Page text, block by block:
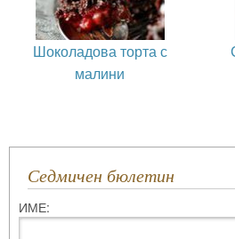
Шоколадова торта с
малини
Седмичен бюлетин
ИМЕ: